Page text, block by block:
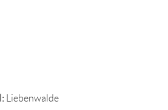
Liebenwalde